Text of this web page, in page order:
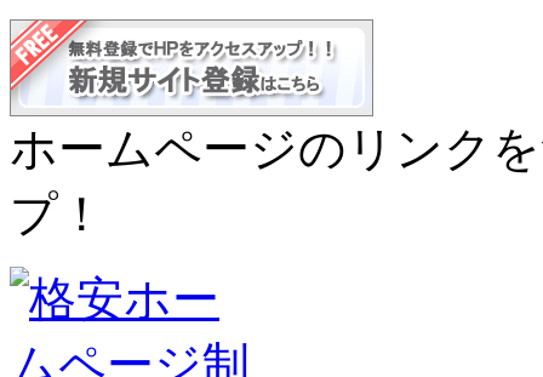
ホームページのリンク
プ！